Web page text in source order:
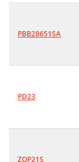
PBB28651SA
PD23
ZOP21S